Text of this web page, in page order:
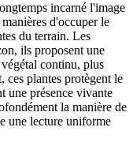
incarné l'image
d'occuper le
du terrain. Les
ils proposent une
continu, plus
ces plantes protègent le
une présence vivante
la manière de
une lecture uniforme